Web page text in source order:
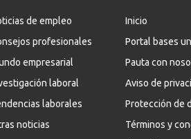
de empleo
profesionales
empresarial
laboral
laborales
noticias
Inicio
Portal bases
Pauta con
Aviso de
Protección de
Términos y